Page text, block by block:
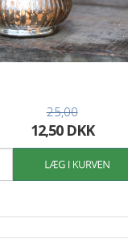
25,00
12,50 DKK